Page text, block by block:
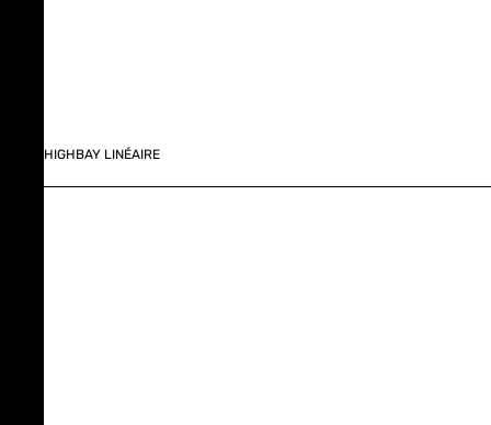
HIGHBAY LINÉAIRE